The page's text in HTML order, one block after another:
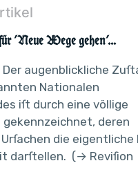
'Neue Wege gehen'...
augenblickliche
Nationalen
iſt durch eine völlige
gekennzeichnet, deren
die eigentliche
darſtellen. (→ Reviſion